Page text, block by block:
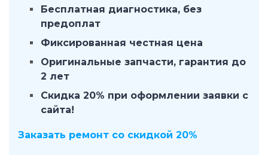
Бесплатная диагностика, без
предоплат
Фиксированная честная цена
Оригинальные запчасти, гарантия до
2 лет
Скидка 20% при оформлении заявки с
сайта!
Заказать ремонт со скидкой 20%